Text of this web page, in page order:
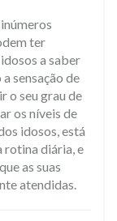
ter
a saber
sensação de
o seu grau de
os níveis de
idosos, está
rotina diária, e
as suas
atendidas.